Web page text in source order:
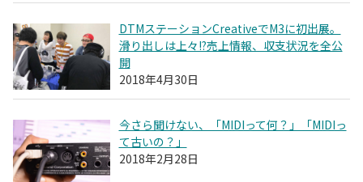
DTMステーションCreativeでM3に初出展。
滑り出しは上々!?売上情報、収支状況を全公
開
2018年4月30日
今さら聞けない、「MIDIって何？」「MIDIっ
て古いの？」
2018年2月28日